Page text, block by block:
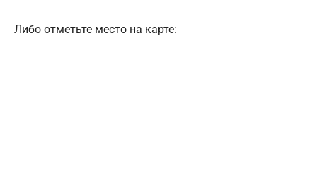
Либо отметьте место на карте: